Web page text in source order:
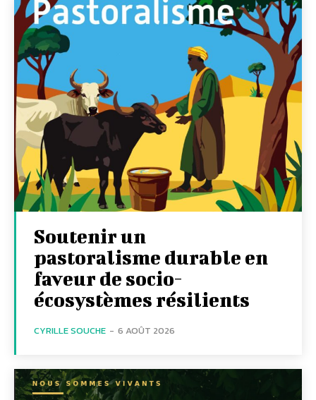
Soutenir un
pastoralisme durable en
faveur de socio-
écosystèmes résilients
CYRILLE SOUCHE - 6 AOÛT 2026